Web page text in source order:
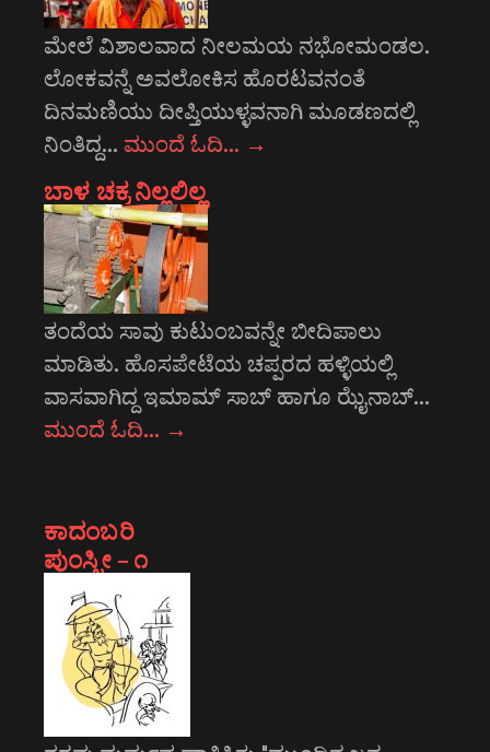
ಮೇಲೆ ವಿಶಾಲವಾದ ನೀಲಮಯ ನಭೋಮಂಡಲ.
ಲೋಕವನ್ನೆ ಅವಲೋಕಿಸ ಹೊರಟವನಂತೆ
ದಿನಮಣಿಯು ದೀಪ್ತಿಯುಳ್ಳವನಾಗಿ ಮೂಡಣದಲ್ಲಿ
ನಿಂತಿದ್ದ… ಮುಂದೆ ಓದಿ… →
ಬಾಳ ಚಕ್ರ ನಿಲ್ಲಲಿಲ್ಲ
ತಂದೆಯ ಸಾವು ಕುಟುಂಬವನ್ನೇ ಬೀದಿಪಾಲು
ಮಾಡಿತು. ಹೊಸಪೇಟೆಯ ಚಪ್ಪರದ ಹಳ್ಳಿಯಲ್ಲಿ
ವಾಸವಾಗಿದ್ದ ಇಮಾಮ್ ಸಾಬ್ ಹಾಗೂ ಝೈನಾಬ್…
ಮುಂದೆ ಓದಿ… →
ಕಾದಂಬರಿ
ಪುಂಸ್ತ್ರೀ – ೧